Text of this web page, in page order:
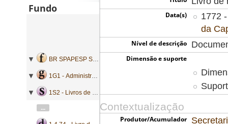
Data(s)
1772
da
Nível de descrição
Dimensão e suporte
Contextualização
Produtor/Acumulador
Fundo
BR SPAPESP SEGOVC - Secretaria de Governo da Capitania de São Paulo
1G1 - Administração geral
1S2 - Livros de registro de correspondência
...